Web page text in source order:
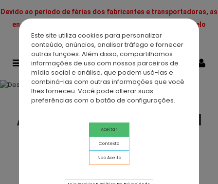
Este site utiliza cookies para personalizar
conteúdo, anúncios, analisar tráfego e fornecer
outras funções. Além disso, compartilhamos
informações de uso com nossos parceiros de
mídia social e análise, que podem usá-las e
combiná-las com outras informações que você
lhes forneceu. Você pode alterar suas
preferências com o botão de configurações.
Aceitar
Contexto
Nao Aceito
Devido ao período de férias dos fabricantes e transportadoras, as
encomendas podem sofrer atrasos; pedimos desculpa pelo
inconveniente.
Asealia Portugal, a
sua loja online de
acessórios para